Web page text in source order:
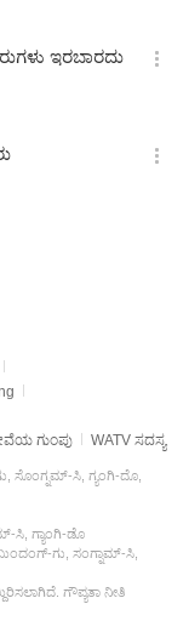
기
ಇರಬಾರದು
옵
기
옵
ಗುಂಪು
WATV ಸದಸ್ಯ
ಸೊಂಗ್ನಮ್-ಸಿ, ಗ್ಯಂಗಿ-ದೊ,
ಸಿ, ಗ್ಯಾಂಗಿ-ಡೊ
ಗು, ಸಂಗ್ನಾಮ್-ಸಿ,
ಗೌಪ್ಯತಾ ನೀತಿ